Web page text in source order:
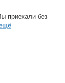
приехали без